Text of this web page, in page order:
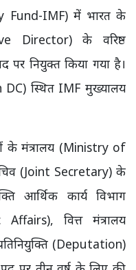
Fund-IMF) में भारत के
Director) के वरिष्ठ
नियुक्त किया गया है।
DC) स्थित IMF मुख्यालय
के मंत्रालय (Ministry of
(Joint Secretary) के
आर्थिक कार्य विभाग
वित्त मंत्रालय
(Deputation)